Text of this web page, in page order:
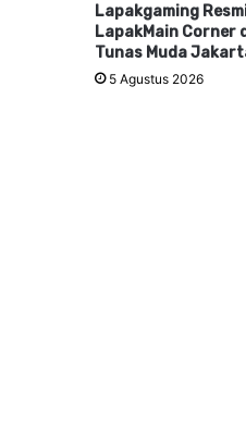
Lapakgaming
LapakMain Corner
Tunas Muda
5 Agustus 2026